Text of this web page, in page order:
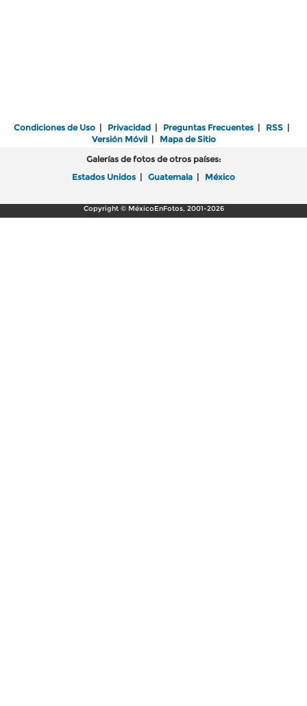
Condiciones de Uso | Privacidad | Preguntas Frecuentes | RSS |
Versión Móvil| Mapa de Sitio
Galerías de fotos de otros países:
Estados Unidos | Guatemala | México
Copyright © MéxicoEnFotos, 2001-2026